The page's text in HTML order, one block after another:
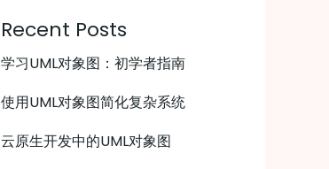
Recent Posts
学习UML对象图：初学者指南
使用UML对象图简化复杂系统
云原生开发中的UML对象图